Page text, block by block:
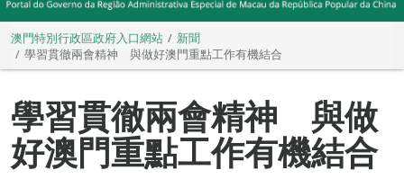
澳門特別行政區政府入口網站
新聞
學習貫徹兩會精神 與做好澳門重點工作有機結合
學習貫徹兩會精神 與做
好澳門重點工作有機結合